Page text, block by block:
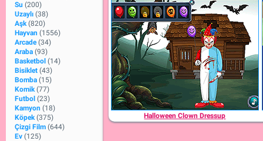
Su (200)
Uzaylı (38)
Aşk (820)
Hayvan (1556)
Arcade (34)
Araba (93)
Basketbol (14)
Bisiklet (43)
Bomba (15)
Komik (77)
Futbol (23)
Kamyon (18)
Köpek (375)
Çizgi Film (644)
Ev (125)
Halloween Clown Dressup